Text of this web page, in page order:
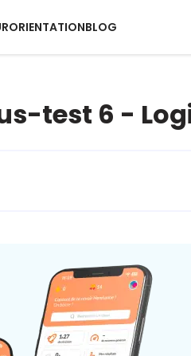
ORIENTATIONBLOG
test 6 -